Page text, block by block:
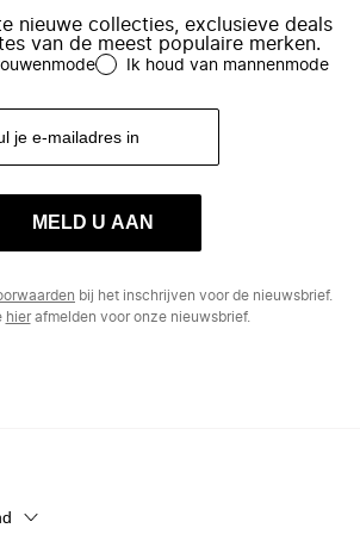
nieuwe collecties, exclusieve deals
van de meest populaire merken.
Ik houd van mannenmode
MELD U AAN
bij het inschrijven voor de nieuwsbrief.
hierafmelden voor onze nieuwsbrief.